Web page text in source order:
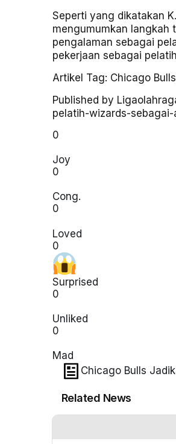
Seperti yang dikatakan
mengumumkan langkah
pengalaman sebagai
pekerjaan sebagai
Artikel Tag: Chicago Bulls
Published by
pelatih-wizards-
0
Joy
0
Cong.
0
Loved
0
Surprised
0
Unliked
0
Mad
Chicago Bulls
Related News